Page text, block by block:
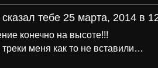
сказал тебе 25 марта, 2014 в
конечно на высоте!!!
меня как то не вставили…